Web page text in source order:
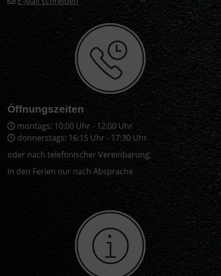
Öffnungszeiten
montags: 10:00 Uhr - 12:00 Uhr
donnerstags: 16:15 Uhr - 17:30 Uhr
oder nach telefonischer Vereinbarung;
in den Ferien nur nach Absprache